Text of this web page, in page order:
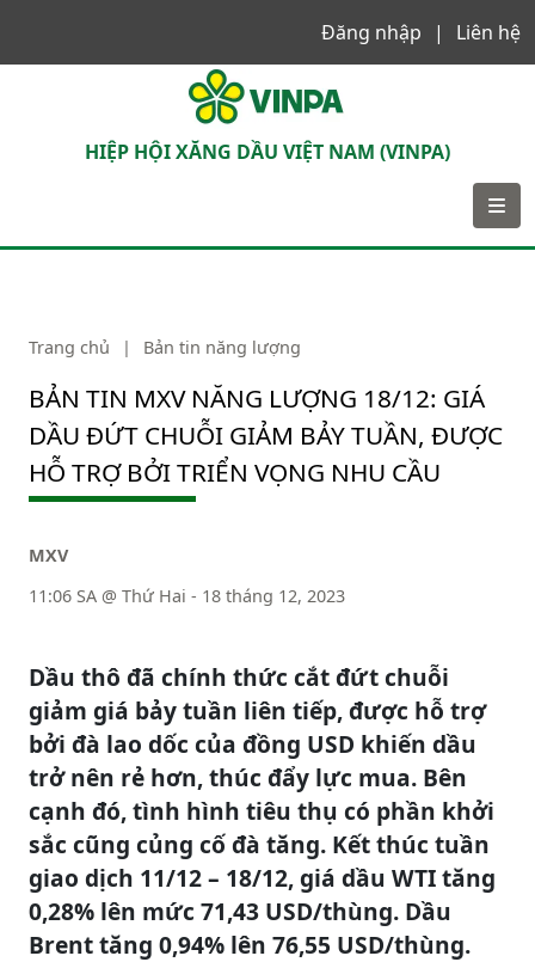
Đăng nhập
Liên hệ
HIỆP HỘI XĂNG DẦU VIỆT NAM (VINPA)
Trang chủ | Bản tin năng lượng
BẢN TIN MXV NĂNG LƯỢNG 18/12: GIÁ
DẦU ĐỨT CHUỖI GIẢM BẢY TUẦN, ĐƯỢC
HỖ TRỢ BỞI TRIỂN VỌNG NHU CẦU
MXV
11:06 SA @ Thứ Hai - 18 tháng 12, 2023
Dầu thô đã chính thức cắt đứt chuỗi
giảm giá bảy tuần liên tiếp, được hỗ trợ
bởi đà lao dốc của đồng USD khiến dầu
trở nên rẻ hơn, thúc đẩy lực mua. Bên
cạnh đó, tình hình tiêu thụ có phần khởi
sắc cũng củng cố đà tăng. Kết thúc tuần
giao dịch 11/12 – 18/12, giá dầu WTI tăng
0,28% lên mức 71,43 USD/thùng. Dầu
Brent tăng 0,94% lên 76,55 USD/thùng.